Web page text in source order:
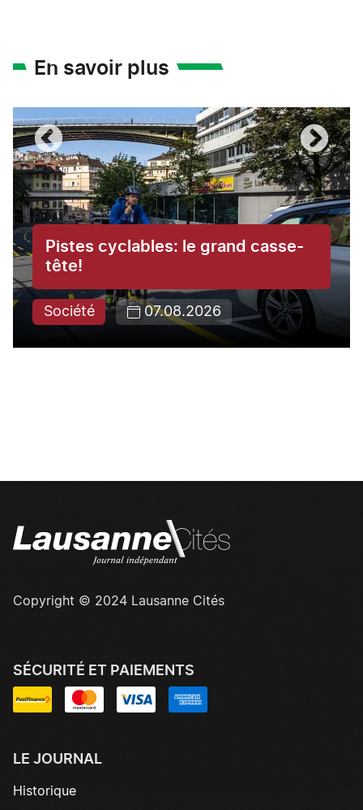
En savoir plus
Pistes cyclables: le grand casse-
tête!
Société 07.08.2026
Copyright © 2024 Lausanne Cités
SÉCURITÉ ET PAIEMENTS
LE JOURNAL
Historique